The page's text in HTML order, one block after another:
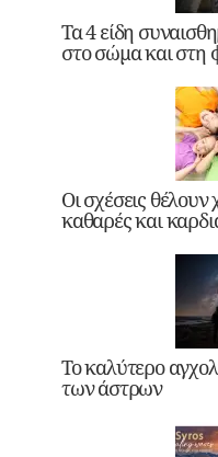
Τα 4 είδη
στο σώμα και στη
Οι σχέσεις θέλουν
καθαρές και
Το καλύτερο
των άστρων